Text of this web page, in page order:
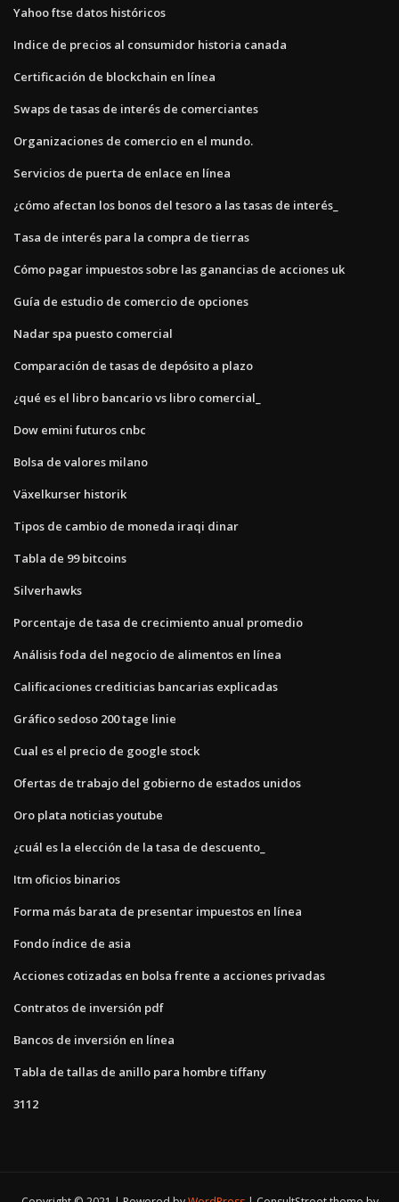
Yahoo ftse datos históricos
Indice de precios al consumidor historia canada
Certificación de blockchain en línea
Swaps de tasas de interés de comerciantes
Organizaciones de comercio en el mundo.
Servicios de puerta de enlace en línea
¿cómo afectan los bonos del tesoro a las tasas de interés_
Tasa de interés para la compra de tierras
Cómo pagar impuestos sobre las ganancias de acciones uk
Guía de estudio de comercio de opciones
Nadar spa puesto comercial
Comparación de tasas de depósito a plazo
¿qué es el libro bancario vs libro comercial_
Dow emini futuros cnbc
Bolsa de valores milano
Växelkurser historik
Tipos de cambio de moneda iraqi dinar
Tabla de 99 bitcoins
Silverhawks
Porcentaje de tasa de crecimiento anual promedio
Análisis foda del negocio de alimentos en línea
Calificaciones crediticias bancarias explicadas
Gráfico sedoso 200 tage linie
Cual es el precio de google stock
Ofertas de trabajo del gobierno de estados unidos
Oro plata noticias youtube
¿cuál es la elección de la tasa de descuento_
Itm oficios binarios
Forma más barata de presentar impuestos en línea
Fondo índice de asia
Acciones cotizadas en bolsa frente a acciones privadas
Contratos de inversión pdf
Bancos de inversión en línea
Tabla de tallas de anillo para hombre tiffany
3112